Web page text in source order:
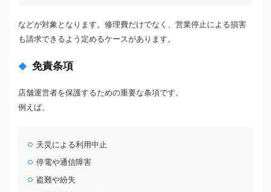
などが対象となります。修理費だけでなく、営業停止による損害
も請求できるよう定めるケースがあります。
免責条項
店舗運営者を保護するための重要な条項です。
例えば、
天災による利用中止
停電や通信障害
盗難や紛失